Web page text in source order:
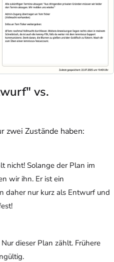
vs.
zwei Zustände haben:
nicht! Solange der Plan im
wir ihn. Er ist ein
daher nur kurz als Entwurf und
dieser Plan zählt. Frühere